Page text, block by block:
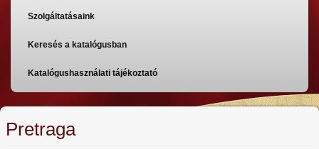
Szolgáltatásaink
Keresés a katalógusban
Katalógushasználati tájékoztató
Pretraga